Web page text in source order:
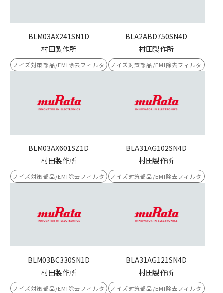
BLM03AX241SN1D
村田製作所
ノイズ対策部品/EMI除去フィルタ
BLA2ABD750SN4D
村田製作所
ノイズ対策部品/EMI除去フィルタ
BLM03AX601SZ1D
村田製作所
ノイズ対策部品/EMI除去フィルタ
BLA31AG102SN4D
村田製作所
ノイズ対策部品/EMI除去フィルタ
BLM03BC330SN1D
村田製作所
ノイズ対策部品/EMI除去フィルタ
BLA31AG121SN4D
村田製作所
ノイズ対策部品/EMI除去フィルタ